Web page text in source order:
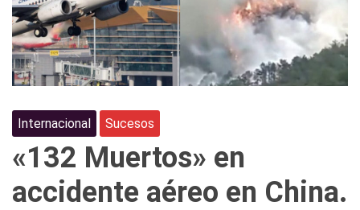
Internacional Sucesos
«132 Muertos» en
accidente aéreo en China.